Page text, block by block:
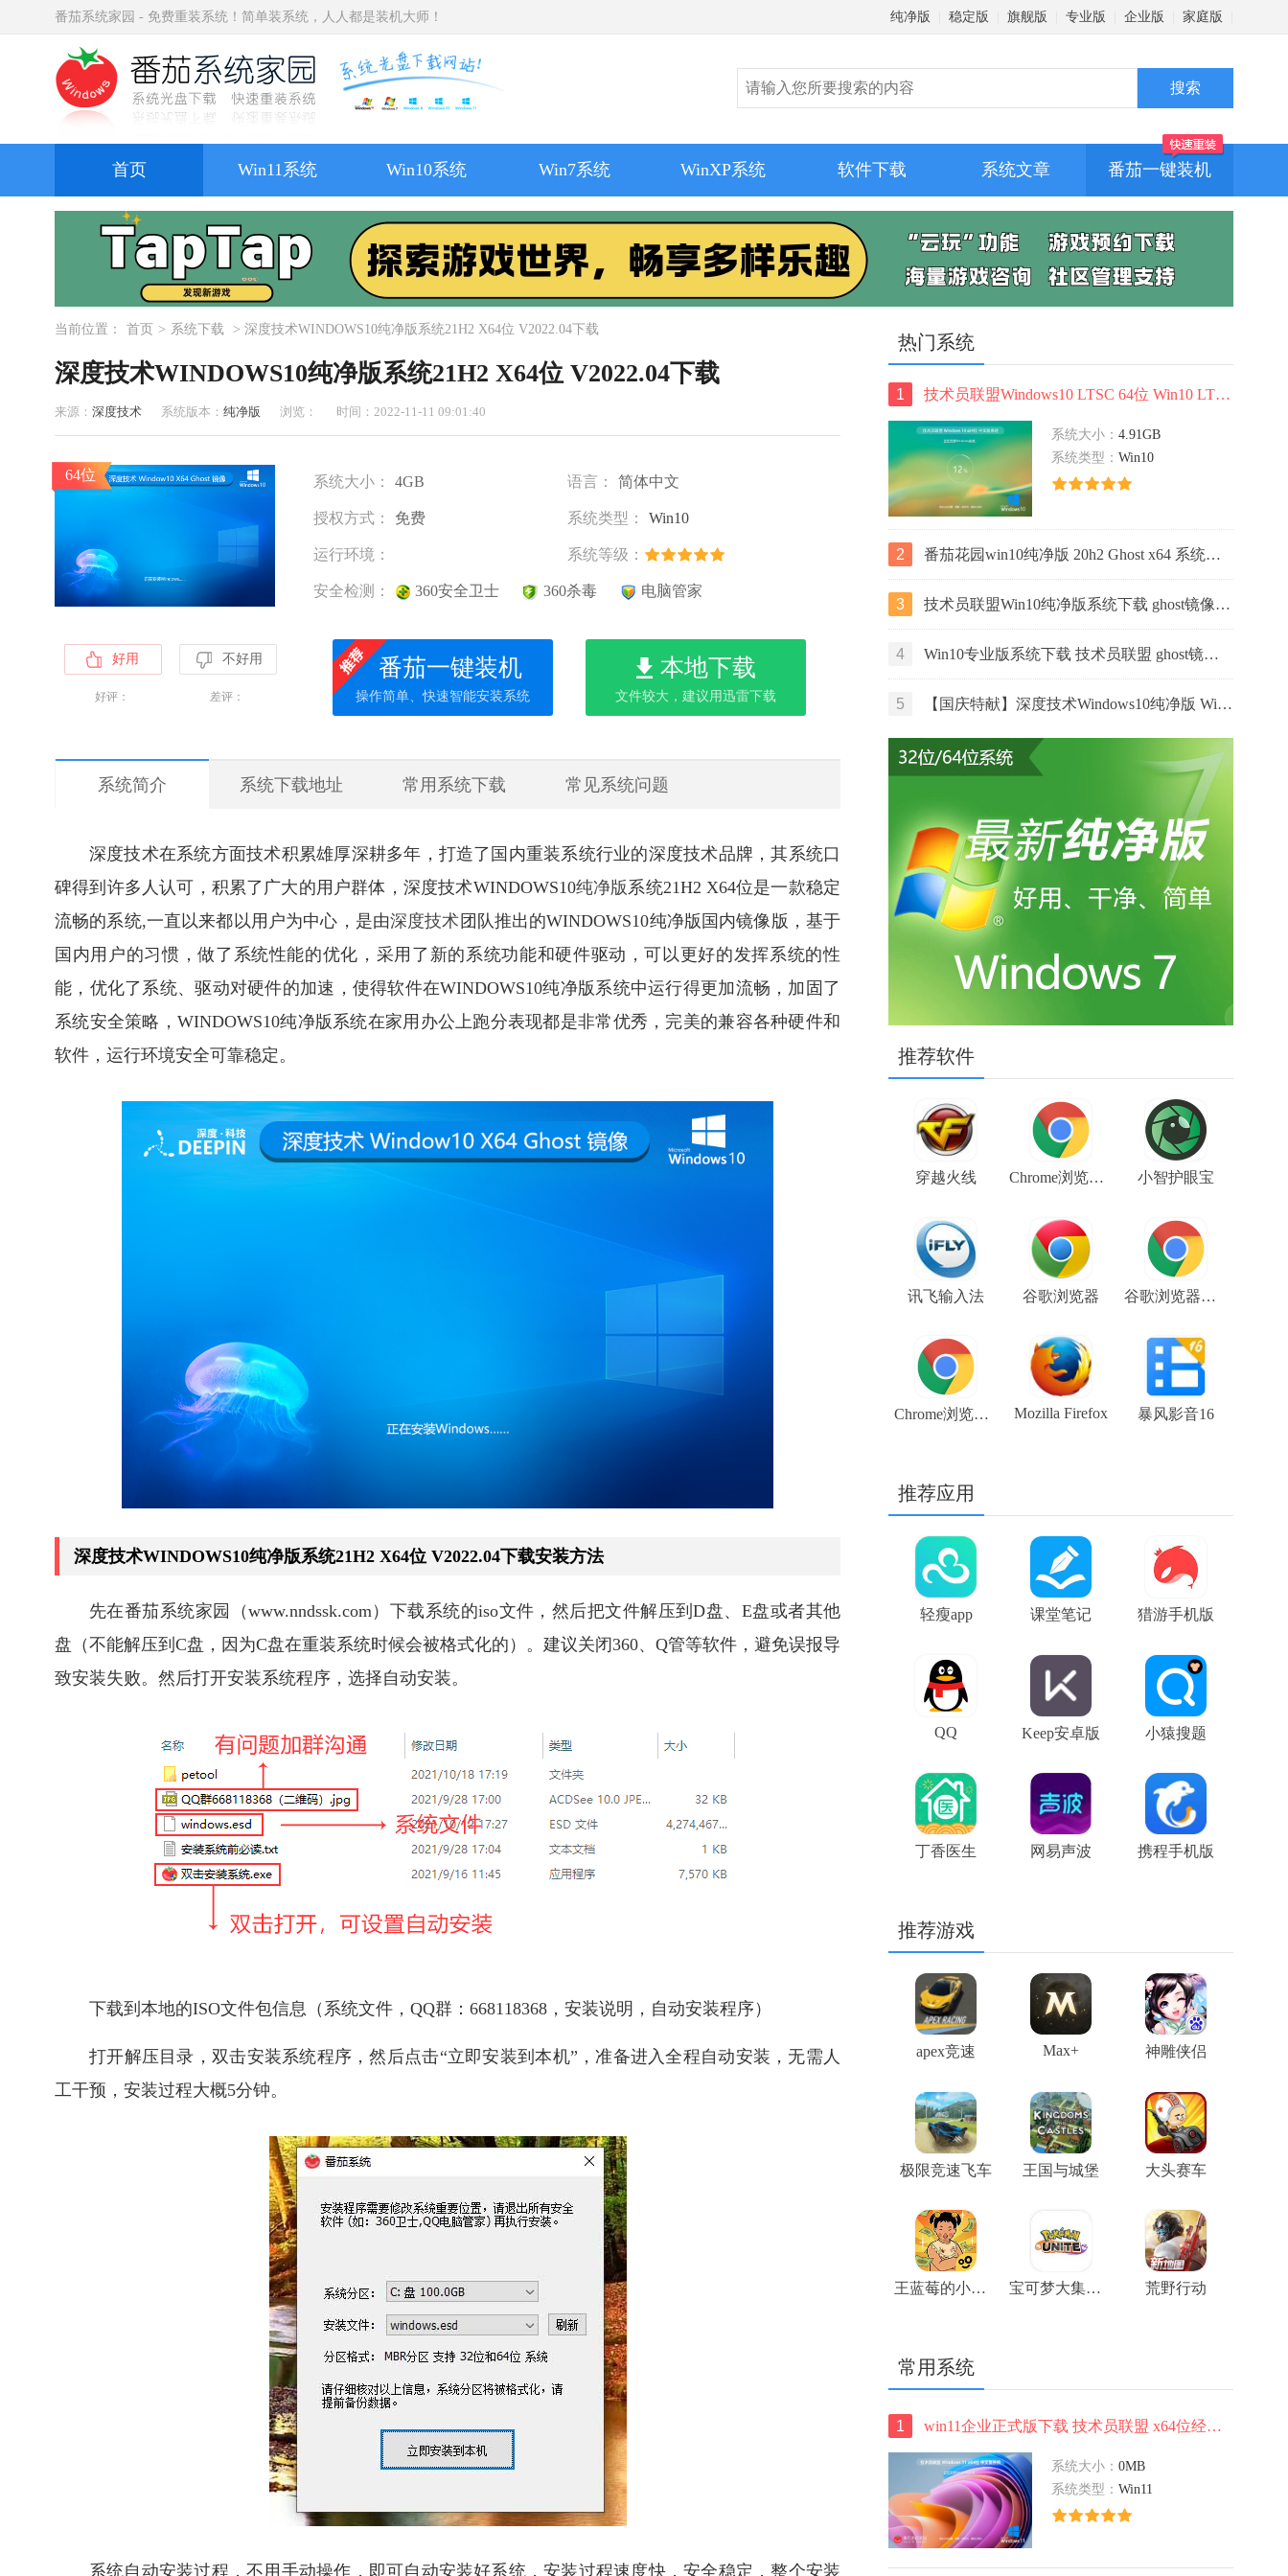
番茄系统家园 - 免费重装系统！简单装系统，人人都是装机大师！ 纯净版 稳定版 旗舰版 专业版 企业版 家庭版
首页 Win11系统 Win10系统 Win7系统 WinXP系统 软件下载 番茄一键装机
系统文章
当前位置： 首页 > 系统下载 > 深度技术WINDOWS10纯净版系统21H2 X64位 V2022.04下载
深度技术WINDOWS10纯净版系统21H2 X64位 V2022.04下载
来源： 深度技术 系统版本： 纯净版 浏览： 时间：2022-11-11 09:01:40
64位 系统大小： 4GB 语言： 简体中文
授权方式： 免费 系统类型： Win10
运行环境： 系统等级：
安全检测： 360安全卫士 360杀毒 电脑管家
好用
好评：
不好用
差评：
番茄一键装机
操作简单、快速智能安装系统
本地下载
文件较大，建议用迅雷下载
系统简介 系统下载地址 常用系统下载 常见系统问题
深度技术在系统方面技术积累雄厚深耕多年，打造了国内重装系统行业的深度技术品牌，其系统口
碑得到许多人认可，积累了广大的用户群体，深度技术WINDOWS10纯净版系统21H2 X64位是一款稳定
流畅的系统,一直以来都以用户为中心，是由深度技术 团队推出的WINDOWS10纯净版国内镜像版，基于
国内用户的习惯，做了系统性能的优化，采用了新的系统功能和硬件驱动，可以更好的发挥系统的性
能，优化了系统、驱动对硬件的加速，使得软件在WINDOWS10纯净版系统中运行得更加流畅，加固了
系统安全策略，WINDOWS10纯净版系统在家用办公上跑分表现都是非常优秀，完美的兼容各种硬件和
软件，运行环境安全可靠稳定。
深度技术WINDOWS10纯净版系统21H2 X64位 V2022.04下载安装方法
先在番茄系统家园（www.nndssk.com）下载系统的iso文件，然后把文件解压到D盘、E盘或者其他
盘（不能解压到C盘，因为C盘在重装系统时候会被格式化的）。建议关闭360、Q管等软件，避免误报导
致安装失败。然后打开安装系统程序，选择自动安装。
下载到本地的ISO文件包信息（系统文件，QQ群：668118368，安装说明，自动安装程序）
打开解压目录，双击安装系统程序，然后点击“立即安装到本机”，准备进入全程自动安装，无需人
工干预，安装过程大概5分钟。
系统自动安装过程，不用手动操作，即可自动安装好系统，安装过程速度快，安全稳定，整个安装
热门系统
1 技术员联盟Windows10 LTSC 64位 Win10 LTSC纯净版 V2022
系统大小： 4.91GB
系统类型： Win10
2 番茄花园win10纯净版 20h2 Ghost x64 系统下载 v2022.06
3 技术员联盟Win10纯净版系统下载 ghost镜像 ISO v2022.07 下载
4 Win10专业版系统下载 技术员联盟 ghost镜像 ISO v2022.07 下载
5 【国庆特献】深度技术Windows10纯净版 Win10 GHOST镜像64位系统下载
推荐软件
穿越火线 Chrome浏览器金丝雀版（Google Chrome Canary） V106.0.5225.0 64位下载 小智护眼宝
讯飞输入法 谷歌浏览器 谷歌浏览器稳定版 stable 104.0.5112.81 chrome下载
Chrome浏览器beta版 V108.0.5359.48 64位谷歌浏览器下载 Mozilla Firefox 暴风影音16
推荐应用
轻瘦app 课堂笔记 猎游手机版
QQ Keep安卓版 小猿搜题
丁香医生 网易声波 携程手机版
推荐游戏
apex竞速 Max+ 神雕侠侣
极限竞速飞车 王国与城堡 大头赛车
王蓝莓的小卖部游戏 宝可梦大集结正版 荒野行动
常用系统
1 win11企业正式版下载 技术员联盟 x64位经典版下载 华硕笔记本专用下载
系统大小： 0MB
系统类型： Win11